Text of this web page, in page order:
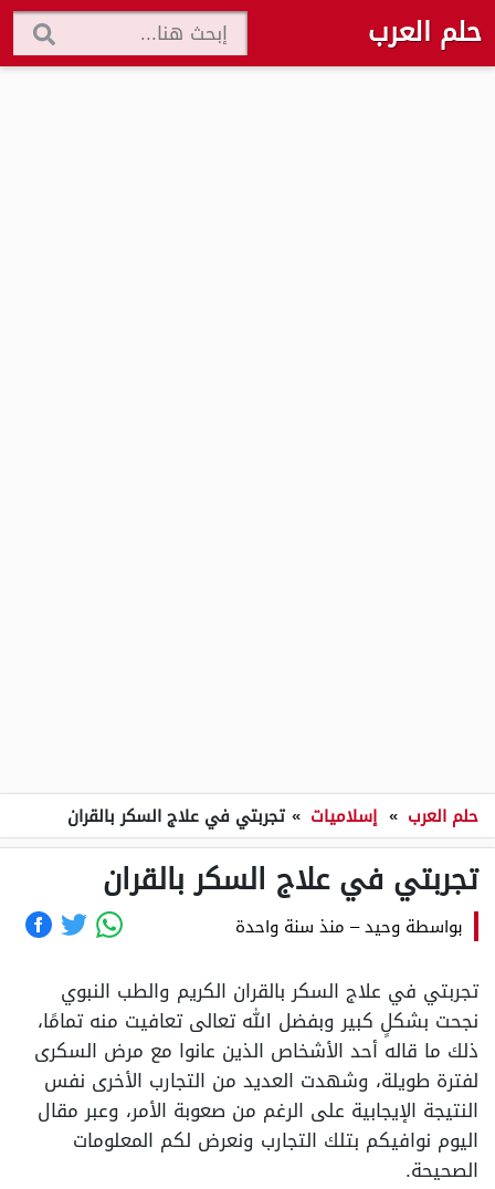
حلم العرب
حلم العرب » إسلاميات » تجربتي في علاج السكر بالقران
تجربتي في علاج السكر بالقران
بواسطة وحيد– منذ سنة واحدة
تجربتي في علاج السكر بالقران الكريم والطب النبوي
نجحت بشكلٍ كبير وبفضل الله تعالى تعافيت منه تمامًا،
ذلك ما قاله أحد الأشخاص الذين عانوا مع مرض السكرى
لفترة طويلة، وشهدت العديد من التجارب الأخرى نفس
النتيجة الإيجابية على الرغم من صعوبة الأمر، وعبر مقال
اليوم نوافيكم بتلك التجارب ونعرض لكم المعلومات
الصحيحة.